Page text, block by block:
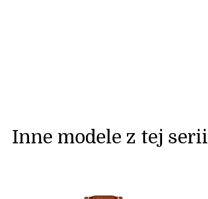
Inne modele z tej serii